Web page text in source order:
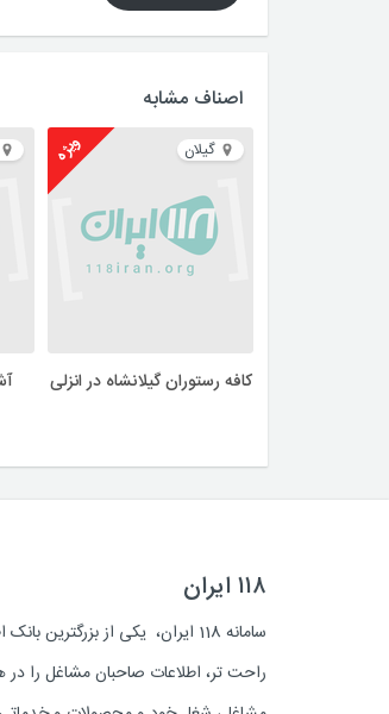
اصناف مشابه
گیلان ویژه
کافه رستوران گیلانشاه در انزلی
۱۱۸ ایران
سامانه 118 ایران، یکی از
راحت تر، اطلاعات صاحبان مشاغل را در